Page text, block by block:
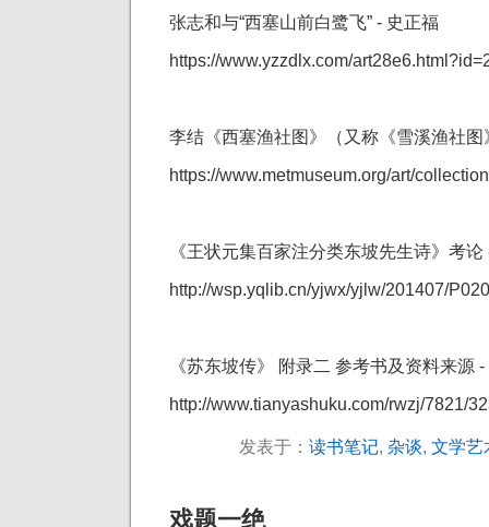
张志和与“西塞山前白鹭飞” - 史正福
https://www.yzzdlx.com/
李结《西塞渔社图》（又称《雪溪渔社
https://www.metmuseum.org/art/
《王状元集百家注分类东坡先生诗》考论
http://wsp.yqlib.cn/yjwx/yjlw/201407/
《苏东坡传》 附录二 参考书及资料来源
http://www.tianyashuku.com/rwzj/7821/
发表于： 读书笔记, 杂谈, 文学艺
戏题一绝